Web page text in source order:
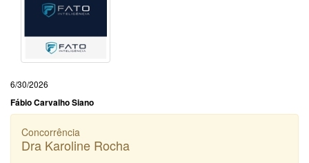
6/30/2026
Fábio Carvalho Siano
Concorrência
Dra Karoline Rocha